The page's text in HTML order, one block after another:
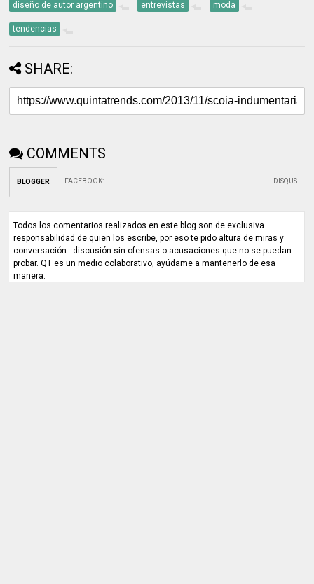
diseño de autor argentino entrevistas moda
tendencias
SHARE:
COMMENTS
BLOGGER FACEBOOK: DISQUS
Todos los comentarios realizados en este blog son de exclusiva
responsabilidad de quien los escribe, por eso te pido altura de miras y
conversación - discusión sin ofensas o acusaciones que no se puedan
probar. QT es un medio colaborativo, ayúdame a mantenerlo de esa
manera.